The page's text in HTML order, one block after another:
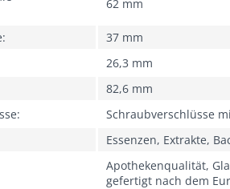
62 mm
37 mm
26,3 mm
82,6 mm
Schraubverschlüsse
Essenzen, Extrakte,
Apothekenqualität,
gefertigt nach dem